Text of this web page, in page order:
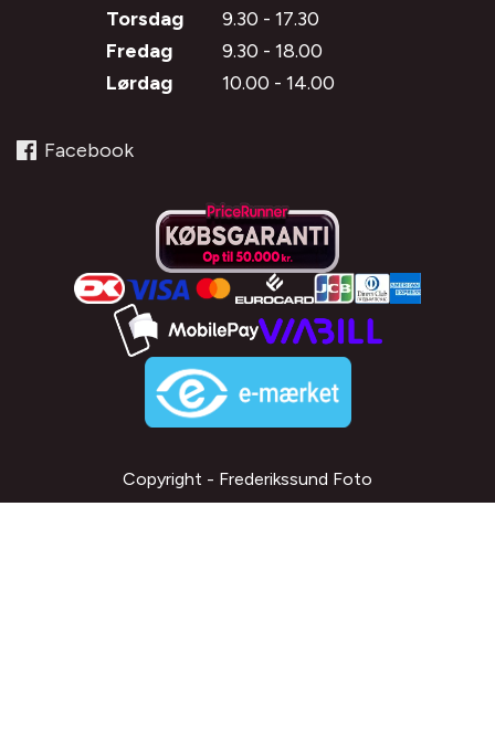
Torsdag
9.30 - 17.30
Fredag
9.30 - 18.00
Lørdag
10.00 - 14.00
Facebook
Copyright - Frederikssund Foto